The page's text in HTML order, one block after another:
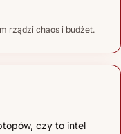
rządzi chaos i budżet.
czy to intel